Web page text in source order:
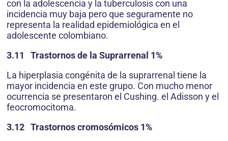
con la adolescencia y la tuberculosis con una
incidencia muy baja pero que seguramente no
representa la realidad epidemiológica en el
adolescente colombiano.
3.11 Trastornos de la Suprarrenal 1%
La hiperplasia congénita de la suprarrenal tiene la
mayor incidencia en este grupo. Con mucho menor
ocurrencia se presentaron el Cushing. el Adisson y el
feocromocitoma.
3.12 Trastornos cromosómicos 1%